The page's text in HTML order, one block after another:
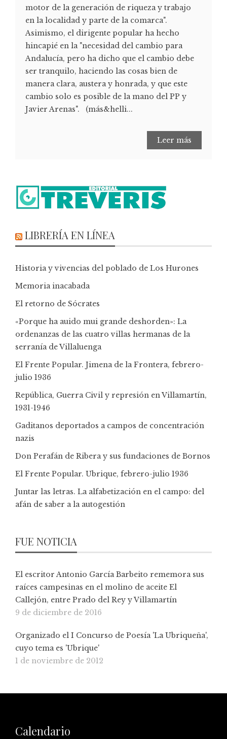
motor de la generación de riqueza y trabajo
en la localidad y parte de la comarca".
Asimismo, el dirigente popular ha hecho
hincapié en la "necesidad del cambio para
Andalucía, pero ha dicho que el cambio debe
ser tranquilo, haciendo las cosas bien de
manera clara, austera y honrada, y que este
cambio solo es posible de la mano del PP y
Javier Arenas". (más&helli...
Leer más
LIBRERÍA EN LÍNEA
Historia y vivencias del poblado de Los Hurones
Memoria inacabada
El retorno de Sócrates
«Porque ha auido mui grande deshorden»: La
ordenanzas de las cuatro villas hermanas de la
serranía de Villaluenga
El Frente Popular. Jimena de la Frontera, febrero-
julio 1936
República, Guerra Civil y represión en Villamartín,
1931-1946
Gaditanos deportados a campos de concentración
nazis
Don Perafán de Ribera y sus fundaciones de Bornos
El Frente Popular. Ubrique, febrero-julio 1936
Juntar las letras. La alfabetización en el campo: del
afán de saber a la autogestión
FUE NOTICIA
El escritor Antonio García Barbeito rememora sus
raíces campesinas en el molino de aceite El
Callejón, entre Prado del Rey y Villamartín
9 de diciembre de 2016
Organizado el I Concurso de Poesía 'La Ubriqueña',
cuyo tema es 'Ubrique'
1 de noviembre de 2012
Calendario